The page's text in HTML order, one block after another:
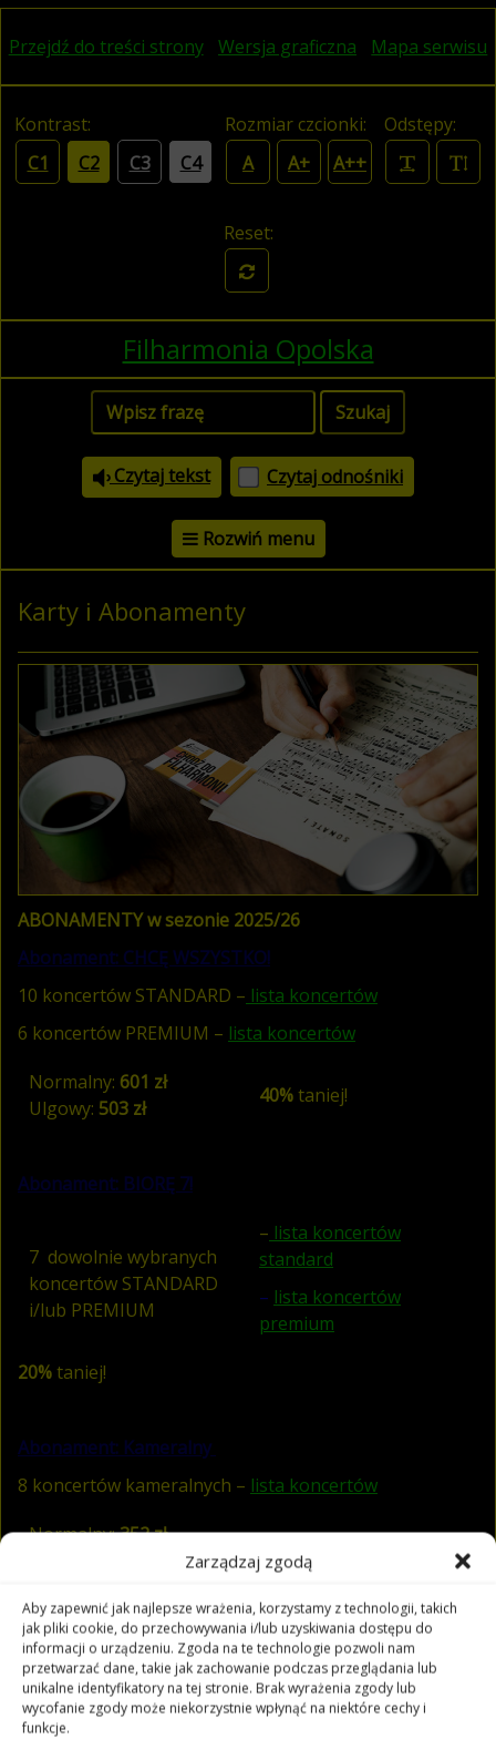
Zarządzaj zgodą
Aby zapewnić jak najlepsze wrażenia, korzystamy z technologii, takich
jak pliki cookie, do przechowywania i/lub uzyskiwania dostępu do
informacji o urządzeniu. Zgoda na te technologie pozwoli nam
przetwarzać dane, takie jak zachowanie podczas przeglądania lub
unikalne identyfikatory na tej stronie. Brak wyrażenia zgody lub
wycofanie zgody może niekorzystnie wpłynąć na niektóre cechy i
funkcje.
Przejdź do treści strony Wersja graficzna Mapa serwisu
Kontrast:
C1
C2 C3 C4
Rozmiar czcionki:
A
A+ A++
Odstępy:
Reset:
Filharmonia Opolska
Czytaj tekst Czytaj odnośniki
Rozwiń menu
Karty i Abonamenty
ABONAMENTY w sezonie 2025/26
Abonament: CHCĘ WSZYSTKO!
10 koncertów STANDARD – lista koncertów
6 koncertów PREMIUM – lista koncertów
Normalny: 601 zł
Ulgowy: 503 zł
40%taniej!
Abonament: BIORĘ 7!
7 dowolnie wybranych
koncertów STANDARD
i/lub PREMIUM
– lista koncertów
standard
– lista koncertów
premium
20%taniej!
Abonament: Kameralny
8 koncertów kameralnych – lista koncertów
Normalny:352 zł
Abonament: Pomelody
8 zajęć –lista zajęć
Cena:
192 zł * 20% taniej!